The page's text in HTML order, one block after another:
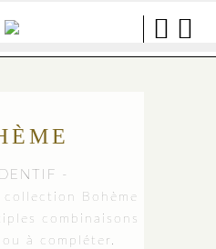
-
collection Bohème
combinaisons
à compléter.